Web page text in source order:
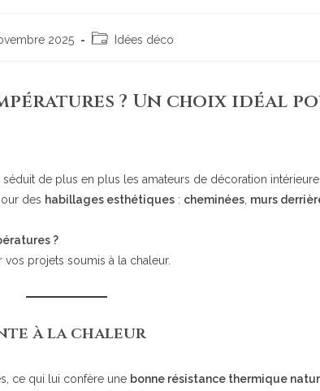
2025 Idées déco
? Un choix idéal
de plus en plus les amateurs de décoration
des habillages esthétiques : cheminées murs
?
projets soumis à la chaleur.
à la chaleur
ce qui lui confère une bonne résistance thermique